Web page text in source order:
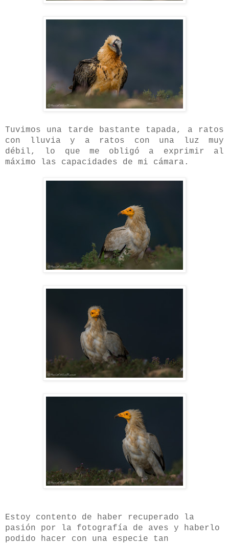
Tuvimos una tarde bastante tapada, a ratos
con lluvia y a ratos con una luz muy
débil, lo que me obligó a exprimir al
máximo las capacidades de mi cámara.
Estoy contento de haber recuperado la
pasión por la fotografía de aves y haberlo
podido hacer con una especie tan